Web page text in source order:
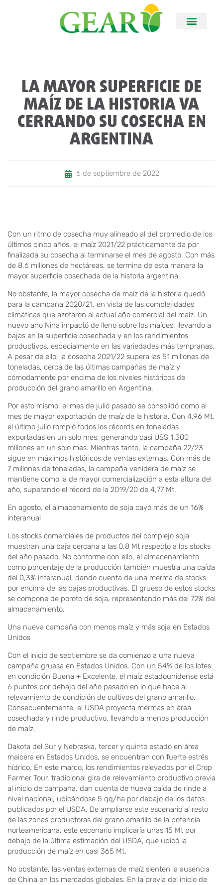
LA MAYOR SUPERFICIE DE
MAÍZ DE LA HISTORIA VA
CERRANDO SU COSECHA EN
ARGENTINA
6 de septiembre de 2022
Con un ritmo de cosecha muy alineado al del promedio de los
últimos cinco años, el maíz 2021/22 prácticamente da por
finalizada su cosecha al terminarse el mes de agosto. Con más
de 8,6 millones de hectáreas, se termina de esta manera la
mayor superficie cosechada de la historia argentina.
No obstante, la mayor cosecha de maíz de la historia quedó
para la campaña 2020/21, en vista de las complejidades
climáticas que azotaron al actual año comercial del maíz. Un
nuevo año Niña impactó de lleno sobre los maíces, llevando a
bajas en la superficie cosechada y en los rendimientos
productivos, especialmente en las variedades más tempranas.
A pesar de ello, la cosecha 2021/22 supera las 51 millones de
toneladas, cerca de las últimas campañas de maíz y
cómodamente por encima de los niveles históricos de
producción del grano amarillo en Argentina.
Por esto mismo, el mes de julio pasado se consolidó como el
mes de mayor exportación de maíz de la historia. Con 4,96 Mt,
el último julio rompió todos los récords en toneladas
exportadas en un solo mes, generando casi US$ 1.300
millones en un solo mes. Mientras tanto, la campaña 22/23
sigue en máximos históricos de ventas externas. Con más de
7 millones de toneladas, la campaña venidera de maíz se
mantiene como la de mayor comercialización a esta altura del
año, superando el récord de la 2019/20 de 4,77 Mt.
En agosto, el almacenamiento de soja cayó más de un 16%
interanual
Los stocks comerciales de productos del complejo soja
muestran una baja cercana a las 0,8 Mt respecto a los stocks
del año pasado. No conforme con ello, el almacenamiento
como porcentaje de la producción también muestra una caída
del 0,3% interanual, dando cuenta de una merma de stocks
por encima de las bajas productivas. El grueso de estos stocks
se compone de poroto de soja, representando más del 72% del
almacenamiento.
Una nueva campaña con menos maíz y más soja en Estados
Unidos
Con el inicio de septiembre se da comienzo a una nueva
campaña gruesa en Estados Unidos. Con un 54% de los lotes
en condición Buena + Excelente, el maíz estadounidense está
6 puntos por debajo del año pasado en lo que hace al
relevamiento de condición de cultivos del grano amarillo.
Consecuentemente, el USDA proyecta mermas en área
cosechada y rinde productivo, llevando a menos producción
de maíz.
Dakota del Sur y Nebraska, tercer y quinto estado en área
maicera en Estados Unidos, se encuentran con fuerte estrés
hídrico. En este marco, los rendimientos relevados por el Crop
Farmer Tour, tradicional gira de relevamiento productivo previa
al inicio de campaña, dan cuenta de nueva caída de rinde a
nivel nacional, ubicándose 5 qq/ha por debajo de los datos
publicados por el USDA. De ampliarse este escenario al resto
de las zonas productoras del grano amarillo de la potencia
norteamericana, este escenario implicaría unas 15 Mt por
debajo de la última estimación del USDA, que ubicó la
producción de maíz en casi 365 Mt.
No obstante, las ventas externas de maíz sienten la ausencia
de China en los mercados globales. En la previa del inicio de